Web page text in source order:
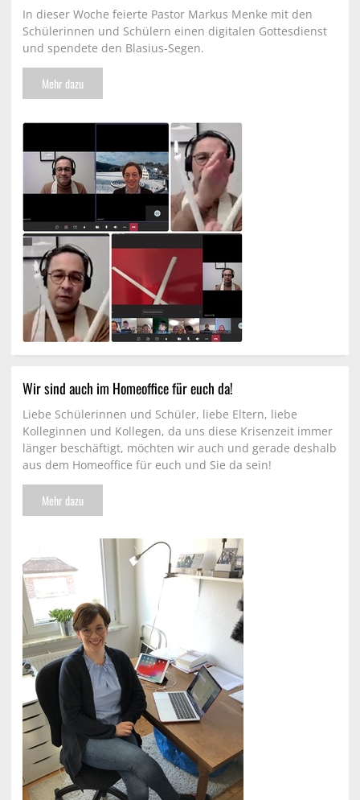
In dieser Woche feierte Pastor Markus Menke mit den
Schülerinnen und Schülern einen digitalen Gottesdienst
und spendete den Blasius-Segen.
Mehr dazu
Wir sind auch im Homeoffice für euch da!
Liebe Schülerinnen und Schüler, liebe Eltern, liebe
Kolleginnen und Kollegen, da uns diese Krisenzeit immer
länger beschäftigt, möchten wir auch und gerade deshalb
aus dem Homeoffice für euch und Sie da sein!
Mehr dazu